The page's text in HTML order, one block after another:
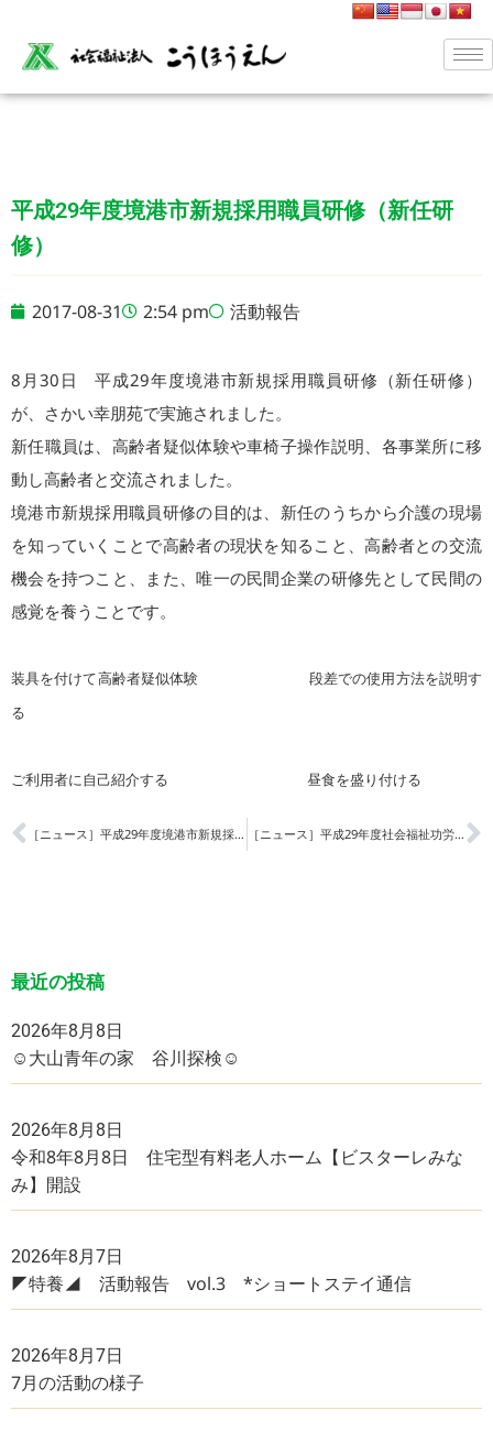
平成29年度境港市新規採用職員研修（新任研
修）
2017-08-31 2:54 pm 活動報告
8月30日 平成29年度境港市新規採用職員研修（新任研修）
が、さかい幸朋苑で実施されました。
新任職員は、高齢者疑似体験や車椅子操作説明、各事業所に移
動し高齢者と交流されました。
境港市新規採用職員研修の目的は、新任のうちから介護の現場
を知っていくことで高齢者の現状を知ること、高齢者との交流
機会を持つこと、また、唯一の民間企業の研修先として民間の
感覚を養うことです。
装具を付けて高齢者疑似体験 段差での使用方法を説明す
る
ご利用者に自己紹介する 昼食を盛り付ける
［ニュース］平成29年度境港市新規採用職員研修（新任研修） ［ニュース］平成29年度社会福祉功労者
最近の投稿
2026年8月8日
☺大山青年の家 谷川探検☺
2026年8月8日
令和8年8月8日 住宅型有料老人ホーム【ビスターレみな
み】開設
2026年8月7日
◤特養◢ 活動報告 vol.3 *ショートステイ通信
2026年8月7日
7月の活動の様子